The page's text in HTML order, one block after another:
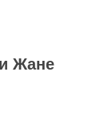
Жане